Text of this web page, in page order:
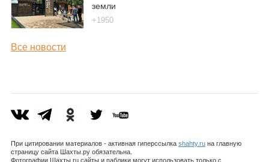
земли
+1950
Все новости
При цитировании материалов - активная гиперссылка shahty.ruна главную
страницу сайта Шахты.ру обязательна.
Фотографии Шахты.ru сайты и паблики могут использовать только с